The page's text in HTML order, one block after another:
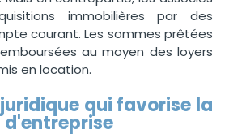
immobilières par des
courant. Les sommes prêtées
au moyen des loyers
en location.
qui favorise la